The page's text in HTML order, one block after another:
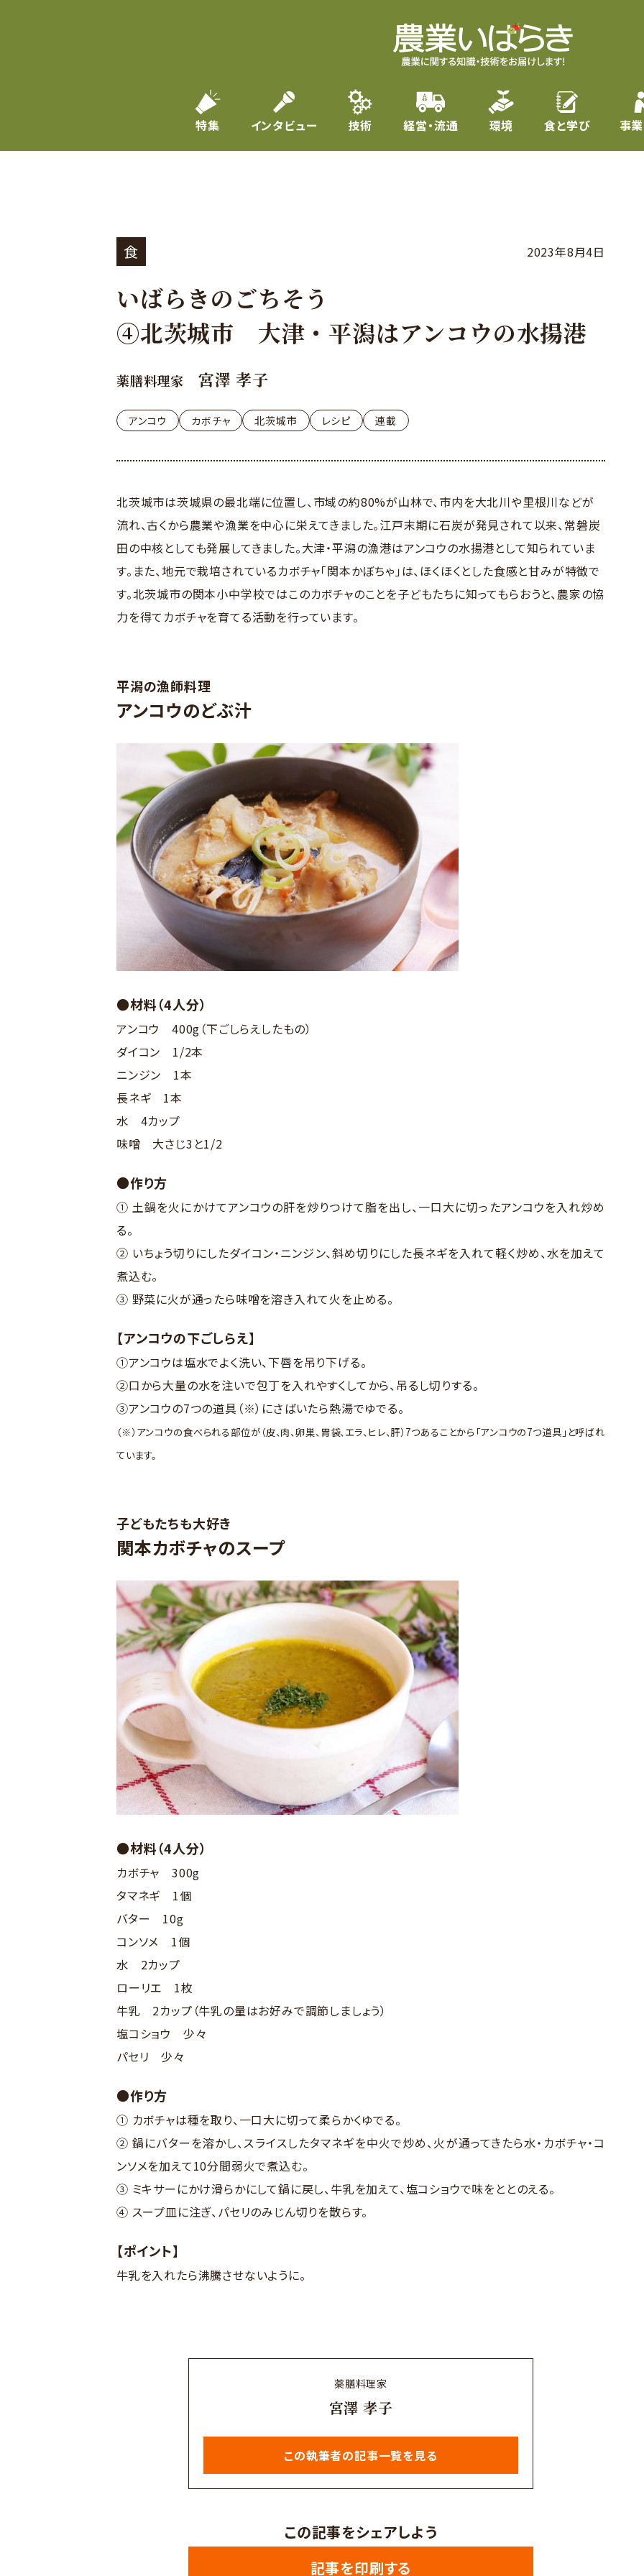
特集 インタビュー 技術 経営・流通 環境 食と学び 事
食 2023年8月4日
いばらきのごちそう
④北茨城市 大津・平潟はアンコウの水揚港
薬膳料理家 宮澤 孝子
アンコウ カボチャ 北茨城市 レシピ 連載
北茨城市は茨城県の最北端に位置し、市域の約80%が山林で、市内を大北川や里根川などが
流れ、古くから農業や漁業を中心に栄えてきました。江戸末期に石炭が発見されて以来、常磐炭
田の中核としても発展してきました。大津・平潟の漁港はアンコウの水揚港として知られていま
す。また、地元で栽培されているカボチャ「関本かぼちゃ」は、ほくほくとした食感と甘みが特徴で
す。北茨城市の関本小中学校ではこのカボチャのことを子どもたちに知ってもらおうと、農家の協
力を得てカボチャを育てる活動を行っています。
平潟の漁師料理
アンコウのどぶ汁
●材料（4人分）
アンコウ 400g（下ごしらえしたもの）
ダイコン 1/2本
ニンジン 1本
長ネギ 1本
水 4カップ
味噌 大さじ3と1/2
●作り方
① 土鍋を火にかけてアンコウの肝を炒りつけて脂を出し、一口大に切ったアンコウを入れ炒め
る。
② いちょう切りにしたダイコン・ニンジン、斜め切りにした長ネギを入れて軽く炒め、水を加えて
煮込む。
③ 野菜に火が通ったら味噌を溶き入れて火を止める。
【アンコウの下ごしらえ】
①アンコウは塩水でよく洗い、下唇を吊り下げる。
②口から大量の水を注いで包丁を入れやすくしてから、吊るし切りする。
③アンコウの7つの道具（※）にさばいたら熱湯でゆでる。
（※）アンコウの食べられる部位が（皮、肉、卵巣、胃袋、エラ、ヒレ、肝）7つあることから「アンコウの7つ道具」と呼ばれ
ています。
子どもたちも大好き
関本カボチャのスープ
●材料（4人分）
カボチャ 300g
タマネギ 1個
バター 10g
コンソメ 1個
水 2カップ
ローリエ 1枚
牛乳 2カップ（牛乳の量はお好みで調節しましょう）
塩コショウ 少々
パセリ 少々
●作り方
① カボチャは種を取り、一口大に切って柔らかくゆでる。
② 鍋にバターを溶かし、スライスしたタマネギを中火で炒め、火が通ってきたら水・カボチャ・コ
ンソメを加えて10分間弱火で煮込む。
③ ミキサーにかけ滑らかにして鍋に戻し、牛乳を加えて、塩コショウで味をととのえる。
④ スープ皿に注ぎ、パセリのみじん切りを散らす。
【ポイント】
牛乳を入れたら沸騰させないように。
薬膳料理家
宮澤 孝子
この執筆者の記事一覧を見る
この記事をシェアしよう
記事を印刷する